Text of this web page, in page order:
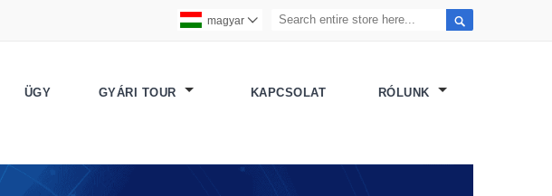

magyar 
ÜGY GYÁRI TOUR KAPCSOLAT RÓLUNK